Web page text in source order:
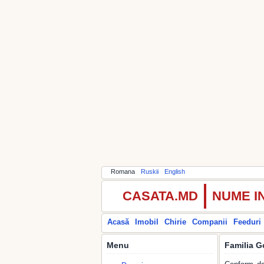
Romana Ruskii English
CASATA.MD NUME
Acasă Imobil Chirie Companii Feeduri
Menu Familia